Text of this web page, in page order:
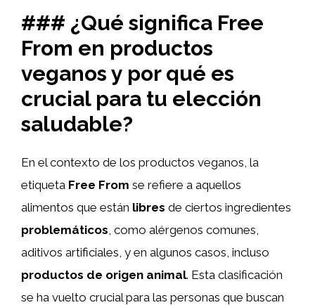
### ¿Qué significa Free
From en productos
veganos y por qué es
crucial para tu elección
saludable?
En el contexto de los productos veganos, la
etiqueta Free From se refiere a aquellos
alimentos que están libres de ciertos ingredientes
problemáticos , como alérgenos comunes,
aditivos artificiales, y en algunos casos, incluso
productos de origen animal. Esta clasificación
se ha vuelto crucial para las personas que buscan